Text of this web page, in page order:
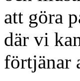
att göra
där vi
förtjänar